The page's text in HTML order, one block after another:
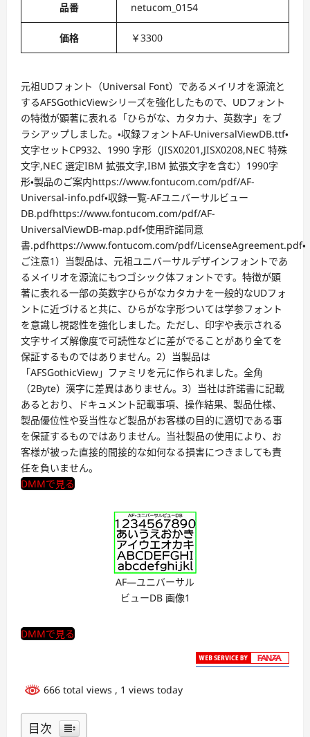
品番 netucom_0154
価格 ￥3300
元祖UDフォント（Universal Font）であるメイリオを源流と
するAFSGothicViewシリーズを強化したもので、UDフォント
の特徴が顕著に表れる「ひらがな、カタカナ、英数字」をブ
ラシアップしました。・収録フォントAF-UniversalViewDB.ttf・
文字セットCP932、1990 字形（JISX0201,JISX0208,NEC 特殊
文字,NEC 選定IBM 拡張文字,IBM 拡張文字を含む）1990字
形・製品のご案内https://www.fontucom.com/pdf/AF-
Universal-info.pdf・収録一覧-AFユニバーサルビュー
DB.pdfhttps://www.fontucom.com/pdf/AF-
UniversalViewDB-map.pdf・使用許諾同意
書.pdfhttps://www.fontucom.com/pdf/LicenseAgreement.pdf・
ご注意1）当製品は、元祖ユニバーサルデザインフォントであ
るメイリオを源流にもつゴシック体フォントです。特徴が顕
著に表れる一部の英数字ひらがなカタカナを一般的なUDフォ
ントに近づけると共に、ひらがな字形ついては学参フォント
を意識し視認性を強化しました。ただし、印字や表示される
文字サイズ解像度で可読性などに差がでることがあり全てを
保証するものではありません。2）当製品は
「AFSGothicView」ファミリを元に作られました。全角
（2Byte）漢字に差異はありません。3）当社は許諾書に記載
あるとおり、ドキュメント記載事項、操作結果、製品仕様、
製品優位性や妥当性など製品がお客様の目的に適切である事
を保証するものではありません。当社製品の使用により、お
客様が被った直接的間接的な如何なる損害につきましても責
任を負いません。
DMMで見る
AF―ユニバーサル
ビューDB 画像1
DMMで見る
666 total views , 1 views today
目次